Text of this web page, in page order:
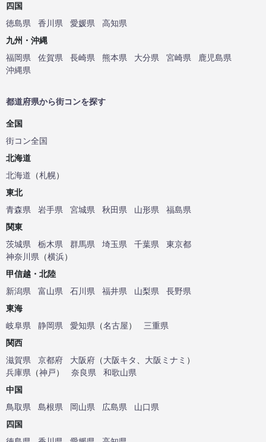
四国
徳島県
香川県 愛媛県
高知県
九州・沖縄
福岡県
佐賀県 長崎県 熊本県 大分県 宮崎県
鹿児島県
沖縄県
都道府県から街コンを探す
全国
街コン全国
北海道
北海道 （札幌）
東北
青森県
岩手県 宮城県 秋田県 山形県
福島県
関東
茨城県
栃木県 群馬県 埼玉県 千葉県
東京都
神奈川県 （横浜）
甲信越・北陸
新潟県
富山県 石川県 福井県 山梨県
長野県
東海
岐阜県
静岡県 愛知県 （名古屋）
三重県
関西
滋賀県
京都府 大阪府 （大阪キタ 大阪ミナミ ）
兵庫県 （神戸） 奈良県
和歌山県
中国
鳥取県
島根県 岡山県 広島県
山口県
四国